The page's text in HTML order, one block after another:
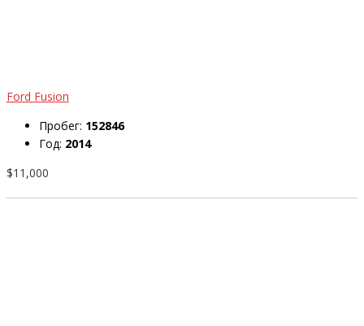
Ford Fusion
Пробег: 152846
Год: 2014
$11,000